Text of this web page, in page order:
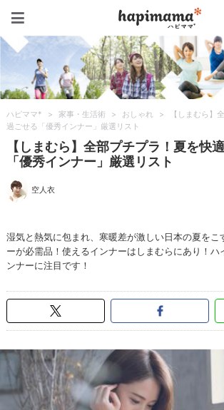
ハピママ* > 家事・生活術 > おしゃれ >
【しまむら】
過ごせる「優秀インナー」厳選リスト
【しまむら】全部プチプラ！夏を快
「優秀インナー」厳選リスト
空人衣
湿気と熱気に包まれ、寒暖差が激しい日本の夏をこ
ーが必需品！使えるインナーはしまむらにあり！ハ
ンナーに注目です！